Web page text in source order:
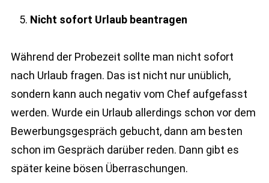
Nicht sofort Urlaub beantragen
Während der Probezeit sollte man nicht sofort
nach Urlaub fragen. Das ist nicht nur unüblich,
sondern kann auch negativ vom Chef aufgefasst
werden. Wurde ein Urlaub allerdings schon vor dem
Bewerbungsgespräch gebucht, dann am besten
schon im Gespräch darüber reden. Dann gibt es
später keine bösen Überraschungen.